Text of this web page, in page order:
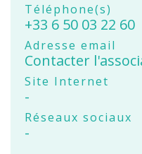
Téléphone(s)
+33 6 50 03 22 60
Adresse email
Contacter
Site Internet
-
Réseaux sociaux
-